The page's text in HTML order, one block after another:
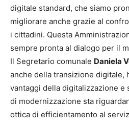
digitale standard, che siamo
migliorare anche grazie al
i cittadini. Questa
sempre pronta al dialogo per il
Il Segretario comunale Daniela
anche della transizione digitale,
vantaggi della digitalizzazione e
di modernizzazione sta
ottica di efficientamento al